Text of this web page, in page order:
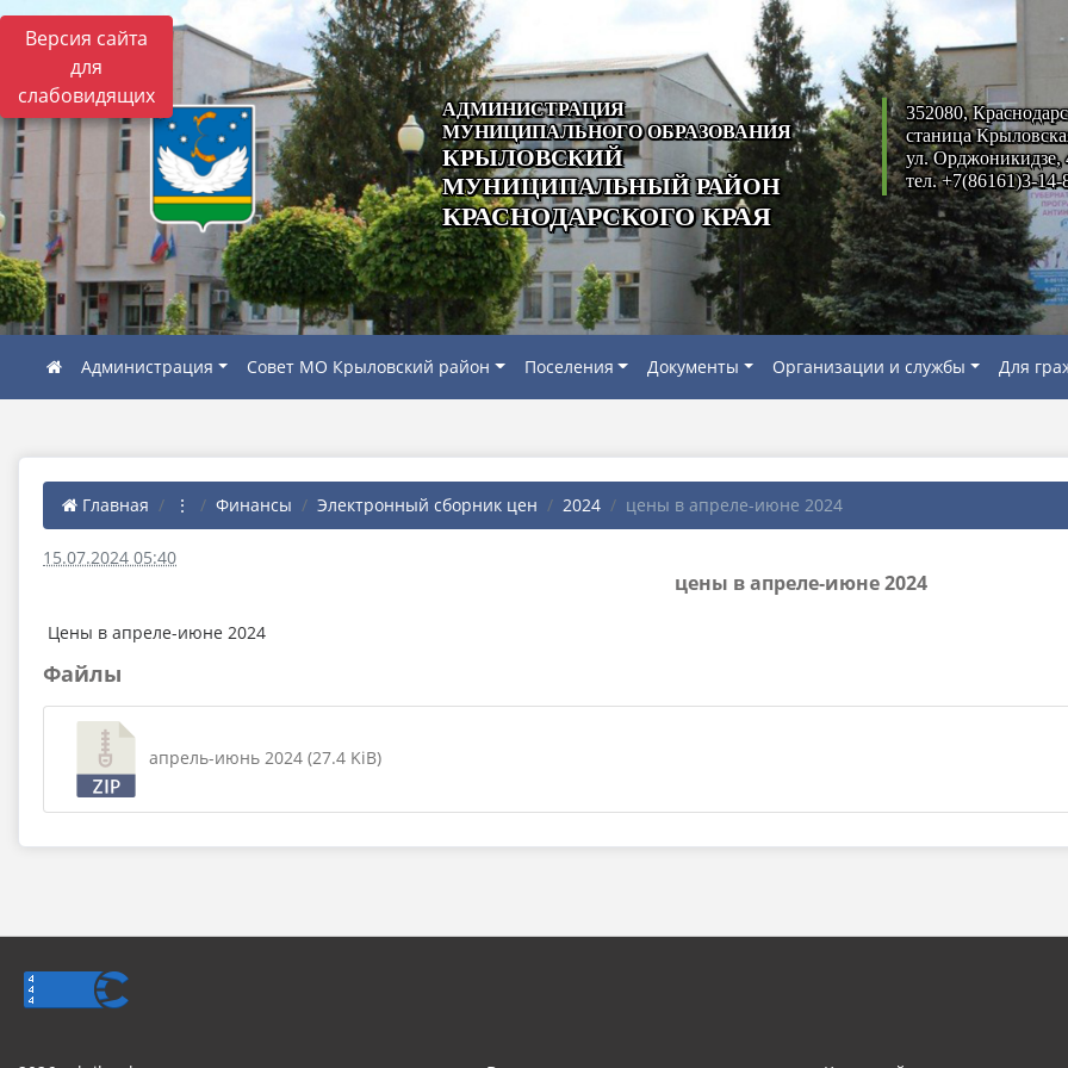
Версия сайта
для
слабовидящих
АДМИНИСТРАЦИЯ
МУНИЦИПАЛЬНОГО ОБРАЗОВАНИЯ
КРЫЛОВСКИЙ
МУНИЦИПАЛЬНЫЙ РАЙОН
КРАСНОДАРСКОГО КРАЯ
352080,
станица
ул. Орджоникидзе,
тел. +7(86161)3-14-
Администрация Совет МО Крыловский район Поселения Документы Организации и службы Для
Главная ⋮ Финансы Электронный сборник цен 2024 цены в апреле-июне 2024
15.07.2024 05:40
цены в апреле-июне 2024
Цены в апреле-июне 2024
Файлы
апрель-июнь 2024 (27.4 KiB)